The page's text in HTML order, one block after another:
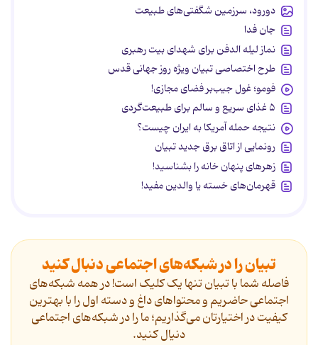
دورود، سرزمین شگفتی‌های طبیعت
جان فدا
نماز لیله الدفن برای شهدای بیت رهبری
طرح اختصاصی تبیان ویژه روز جهانی قدس
فومو؛ غول جیب‌بر فضای مجازی!
۵ غذای سریع و سالم برای طبیعت‌گردی
نتیجه حمله آمریکا به ایران چیست؟
رونمایی از اتاق برق جدید تبیان
زهرهای پنهان خانه را بشناسید!
قهرمان‌های خسته یا والدین مفید!
تبیان را در شبکه‌های اجتماعی دنبال کنید
فاصله شما با تبیان تنها یک کلیک است! در همه شبکه‌های
اجتماعی حاضریم و محتواهای داغ و دسته اول را با بهترین
کیفیت در اختیارتان می‌گذاریم؛ ما را در شبکه‌های اجتماعی
دنیال کنید.